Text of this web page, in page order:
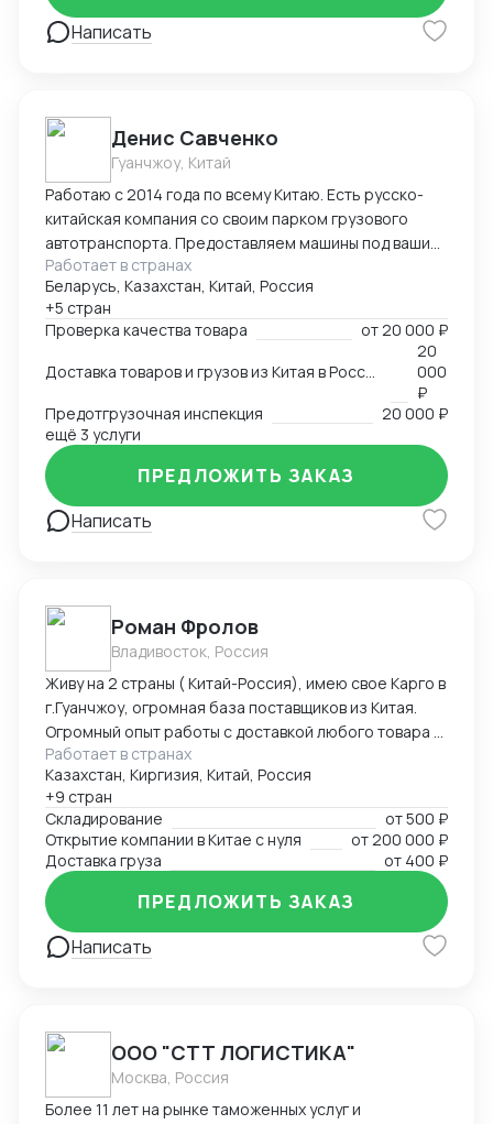
Написать
Денис Савченко
Гуанчжоу, Китай
Работаю с 2014 года по всему Китаю. Есть русско-
китайская компания со своим парком грузового
автотранспорта. Предоставляем машины под ваши
поставки. Свой офис и склад в Гуанчжоу, ИУ и
Маньчжурии. Занимаюсь оказанием различных услуг
в сфере внешней торговли.
Работает в странах
Беларусь, Казахстан, Китай, Россия
+5 стран
Проверка качества товара
от20 000 ₽
Доставка товаров и грузов из Китая в Россию, Казахстан, Беларусь, Таиланд, Вьетнам, Малайзию
20
000
₽
Предотгрузочная инспекция
20 000 ₽
ещё 3 услуги
Написать
ПРЕДЛОЖИТЬ ЗАКАЗ
Роман Фролов
Владивосток, Россия
Живу на 2 страны ( Китай-Россия), имею свое Карго в
г.Гуанчжоу, огромная база поставщиков из Китая.
Огромный опыт работы с доставкой любого товара в
Страны Средней Азии. Поиск, выкуп, валюта, обмен,
инспекция.
Работает в странах
Казахстан, Киргизия, Китай, Россия
+9 стран
Складирование
от500 ₽
Открытие компании в Китае с нуля
от200 000 ₽
Доставка груза
от 400 ₽
Написать
ПРЕДЛОЖИТЬ ЗАКАЗ
ООО "СТТ ЛОГИСТИКА"
Москва, Россия
Более 11 лет на рынке таможенных услуг и